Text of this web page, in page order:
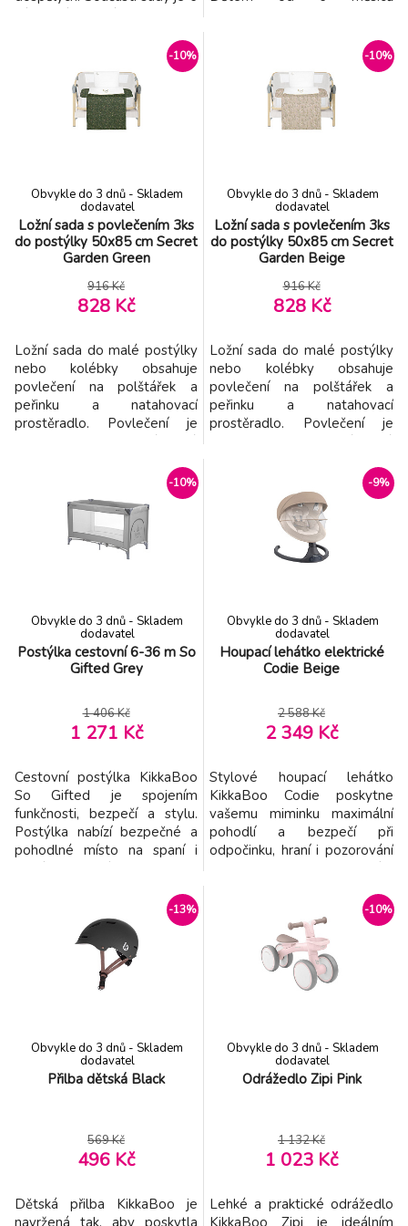
dítěte. Automatické vypnutí
díky citlivosti na tlak
umožňuje zcela bezpečné
použití. snadné ovládání
jedním tlačítkem dvě úrovně
zeleninu bez rizika polknutí
velkých kousků. Objevování s
důrazem na bezpečí: Měkký a
jemný sáček chrání dítě před
většími kousky potravin Malá
-10%
Ložní sada s povlečením 3ks
do postýlky 50x85 cm Secret
Garden Green
Obvykle do 3 dnů - Skladem
dodavatel
916 Kč
828 Kč
Ložní sada do malé postýlky
nebo kolébky obsahuje
povlečení na polštářek a
peřinku a natahovací
prostěradlo. Povlečení je
certifikací. Rozměry: potah na
peřinku: 55 x 85 cm, potah na
polštářek: 35 x 45
cm, natahovací prostěradlo:
50 x 80 cm Složení: 100%
-10%
Ložní sada s povlečením 3ks
do postýlky 50x85 cm Secret
Garden Beige
Obvykle do 3 dnů - Skladem
dodavatel
916 Kč
828 Kč
Ložní sada do malé postýlky
nebo kolébky obsahuje
povlečení na polštářek a
peřinku a natahovací
prostěradlo. Povlečení je
certifikací. Rozměry: potah na
peřinku: 55 x 85 cm, potah na
polštářek: 35 x 45
cm, natahovací prostěradlo:
50 x 80 cm Složení: 100%
-10%
Postýlka cestovní 6-36 m So
Gifted Grey
Obvykle do 3 dnů - Skladem
dodavatel
1 406 Kč
1 271 Kč
Cestovní postýlka KikkaBoo
So Gifted je spojením
funkčnosti, bezpečí a stylu.
Postýlka nabízí bezpečné a
pohodlné místo na spaní i
je ideální volbou pro
každodenní použití i
cestování. Perfektní pro
domov, víkend u prarodičů i
na dovolené. Pohodlí a
bezpečí po celý den:
-9%
Houpací lehátko elektrické
Codie Beige
Obvykle do 3 dnů - Skladem
dodavatel
2 588 Kč
2 349 Kč
Stylové houpací lehátko
KikkaBoo Codie poskytne
vašemu miminku maximální
pohodlí a bezpečí při
odpočinku, hraní i pozorování
luxusním textiliím nabízí tichý
pohyb ze strany na stranu,
který napodobuje přirozené
houpání v náručí rodiče.
Zábava a relax v jednom
Možnost nastavení
-13%
Přilba dětská Black
Obvykle do 3 dnů - Skladem
dodavatel
569 Kč
496 Kč
Dětská přilba KikkaBoo je
navržená tak, aby poskytla
-10%
Odrážedlo Zipi Pink
Obvykle do 3 dnů - Skladem
dodavatel
1 132 Kč
1 023 Kč
Lehké a praktické odrážedlo
KikkaBoo Zipi je ideálním